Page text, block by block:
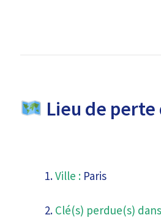
Lieu de perte
Ville : Paris
Clé(s) perdue(s)